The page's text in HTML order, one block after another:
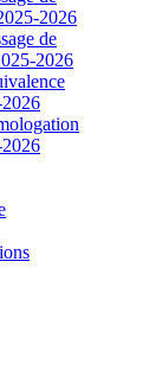
2026
de
2026